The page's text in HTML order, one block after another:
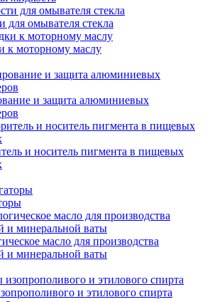
для омывателя стекла
к моторному маслу
и защита алюминиевых
и носитель пигмента в пищевых
масло для производства
и минеральной ваты
и этилового спирта